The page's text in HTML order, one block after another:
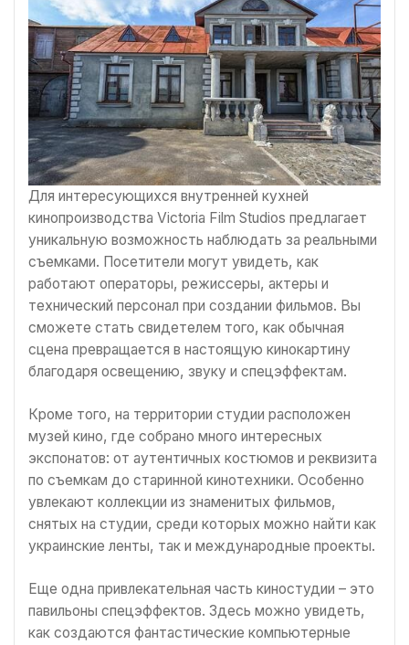
Для интересующихся внутренней кухней
кинопроизводства Victoria Film Studios предлагает
уникальную возможность наблюдать за реальными
съемками. Посетители могут увидеть, как
работают операторы, режиссеры, актеры и
технический персонал при создании фильмов. Вы
сможете стать свидетелем того, как обычная
сцена превращается в настоящую кинокартину
благодаря освещению, звуку и спецэффектам.
Кроме того, на территории студии расположен
музей кино, где собрано много интересных
экспонатов: от аутентичных костюмов и реквизита
по съемкам до старинной кинотехники. Особенно
увлекают коллекции из знаменитых фильмов,
снятых на студии, среди которых можно найти как
украинские ленты, так и международные проекты.
Еще одна привлекательная часть киностудии – это
павильоны спецэффектов. Здесь можно увидеть,
как создаются фантастические компьютерные